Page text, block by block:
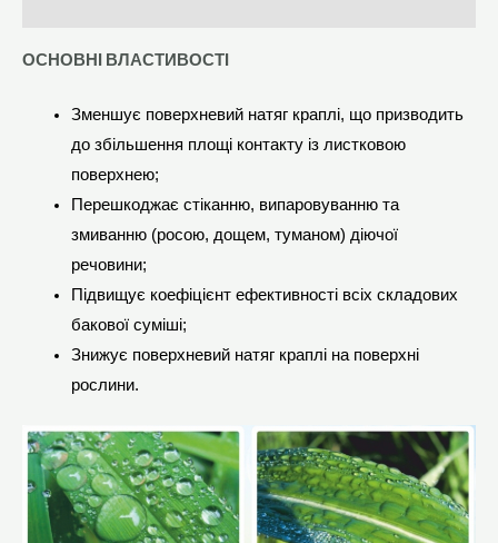
ОСНОВНІ ВЛАСТИВОСТІ
Зменшує поверхневий натяг краплі, що призводить
до збільшення площі контакту із листковою
поверхнею;
Перешкоджає стіканню, випаровуванню та
змиванню (росою, дощем, туманом) діючої
речовини;
Підвищує коефіцієнт ефективності всіх складових
бакової суміші;
Знижує поверхневий натяг краплі на поверхні
рослини.